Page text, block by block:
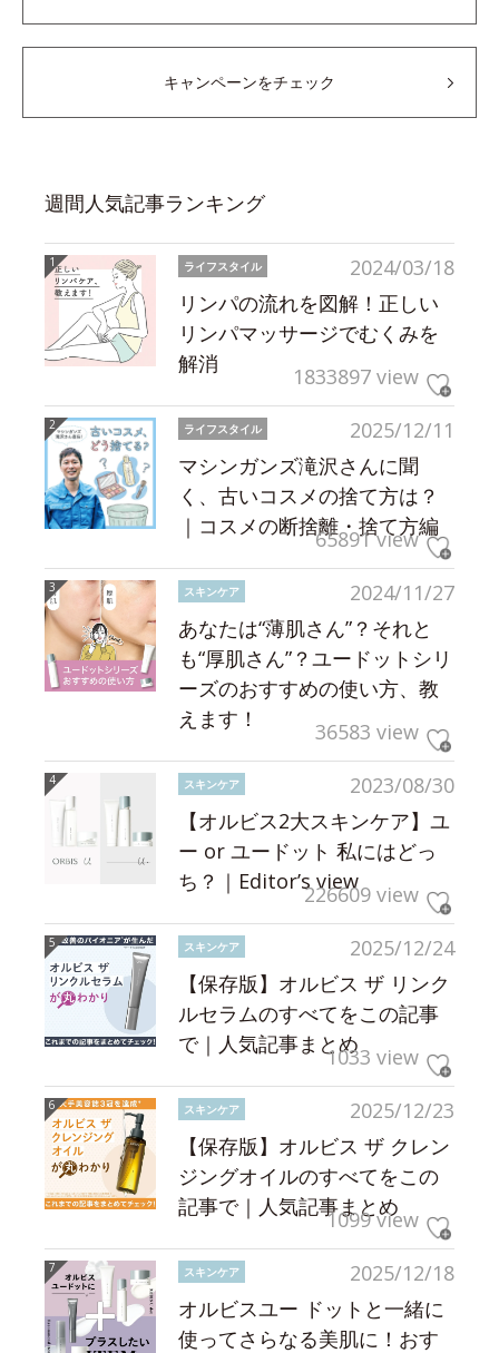
キャンペーンをチェック
週間人気記事ランキング
2024/03/18
ライフスタイル
リンパの流れを図解！正しい
リンパマッサージでむくみを
解消
1833897 view
2025/12/11
ライフスタイル
マシンガンズ滝沢さんに聞
く、古いコスメの捨て方は？
｜コスメの断捨離・捨て方編
65891 view
2024/11/27
スキンケア
あなたは“薄肌さん”？それと
も“厚肌さん”？ユードットシリ
ーズのおすすめの使い方、教
えます！
36583 view
2023/08/30
スキンケア
【オルビス2大スキンケア】ユ
ー or ユードット 私にはどっ
ち？｜Editor’s view226609 view
2025/12/24
スキンケア
【保存版】オルビス ザ リンク
ルセラムのすべてをこの記事
で｜人気記事まとめ1033 view
2025/12/23
スキンケア
【保存版】オルビス ザ クレン
ジングオイルのすべてをこの
記事で｜人気記事まとめ
1099 view
2025/12/18
スキンケア
オルビスユー ドットと一緒に
使ってさらなる美肌に！おす